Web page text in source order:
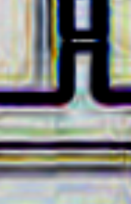
PERMIS DE
Depuis le 3 janvier
par voie électronique
(Permis de